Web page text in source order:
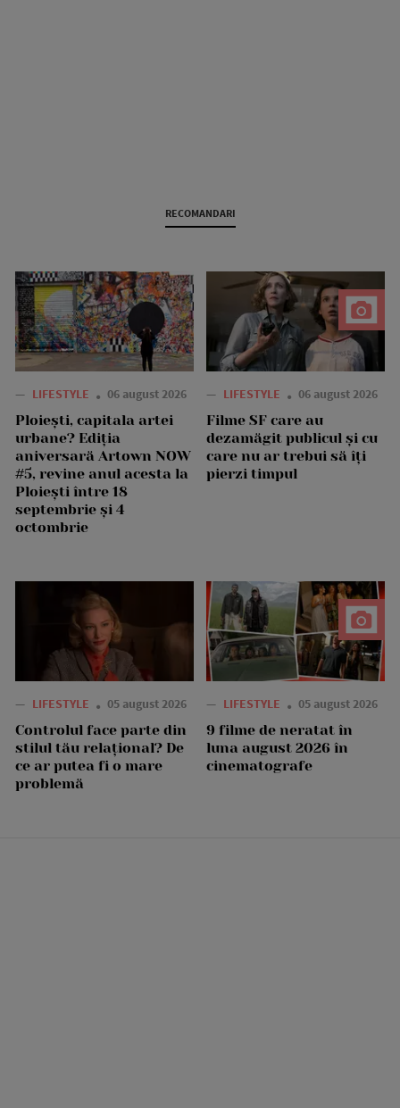
RECOMANDARI
— LIFESTYLE 06 august 2026
Ploiești, capitala artei
urbane? Ediția
aniversară Artown NOW
#5, revine anul acesta la
Ploiești între 18
septembrie și 4
octombrie
— LIFESTYLE 06 august 2026
Filme SF care au
dezamăgit publicul și cu
care nu ar trebui să îți
pierzi timpul
— LIFESTYLE 05 august 2026
Controlul face parte din
stilul tău relațional? De
ce ar putea fi o mare
problemă
— LIFESTYLE 05 august 2026
9 filme de neratat în
luna august 2026 în
cinematografe